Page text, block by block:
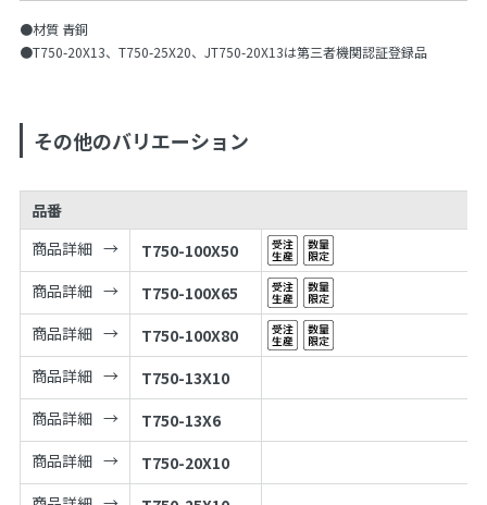
●材質 青銅
●T750-20X13、T750-25X20、JT750-20X13は第三者機関認証登録品
その他のバリエーション
品番
商品詳細
T750-100X50
商品詳細
T750-100X65
商品詳細
T750-100X80
商品詳細
T750-13X10
商品詳細
T750-13X6
商品詳細
T750-20X10